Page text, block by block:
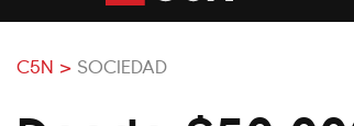
C5N > SOCIEDAD